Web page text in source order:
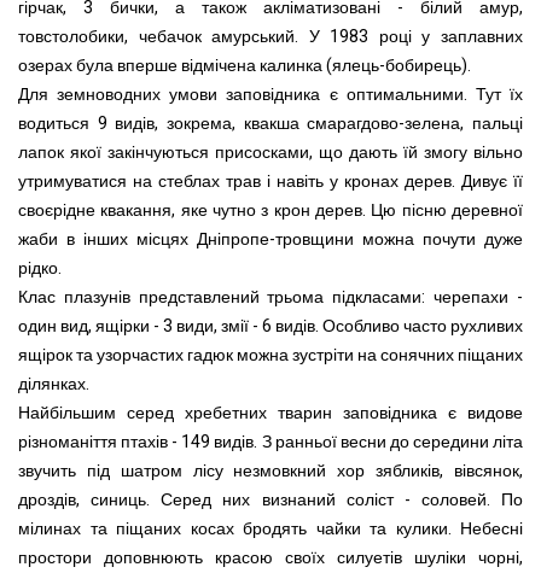
гірчак, 3 бички, а також акліматизовані - білий амур,
товстолобики, чебачок амурський. У 1983 році у заплавних
озерах була вперше відмічена калинка (ялець-бобирець).
Для земноводних умови заповідника є оптимальними. Тут їх
водиться 9 видів, зокрема, квакша смарагдово-зелена, пальці
лапок якої закінчуються присосками, що дають їй змогу вільно
утримуватися на стеблах трав і навіть у кронах дерев. Дивує її
своєрідне квакання, яке чутно з крон дерев. Цю пісню деревної
жаби в інших місцях Дніпропе-тровщини можна почути дуже
рідко.
Клас плазунів представлений трьома підкласами: черепахи -
один вид, ящірки - 3 види, змії - 6 видів. Особливо часто рухливих
ящірок та узорчастих гадюк можна зустріти на сонячних піщаних
ділянках.
Найбільшим серед хребетних тварин заповідника є видове
різноманіття птахів - 149 видів. З ранньої весни до середини літа
звучить під шатром лісу незмовкний хор зябликів, вівсянок,
дроздів, синиць. Серед них визнаний соліст - соловей. По
мілинах та піщаних косах бродять чайки та кулики. Небесні
простори доповнюють красою своїх силуетів шуліки чорні,